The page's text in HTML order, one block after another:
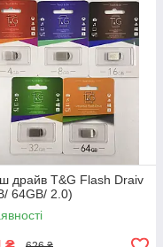
драйв T&G Flash Draiv
64GB/ 2.0)